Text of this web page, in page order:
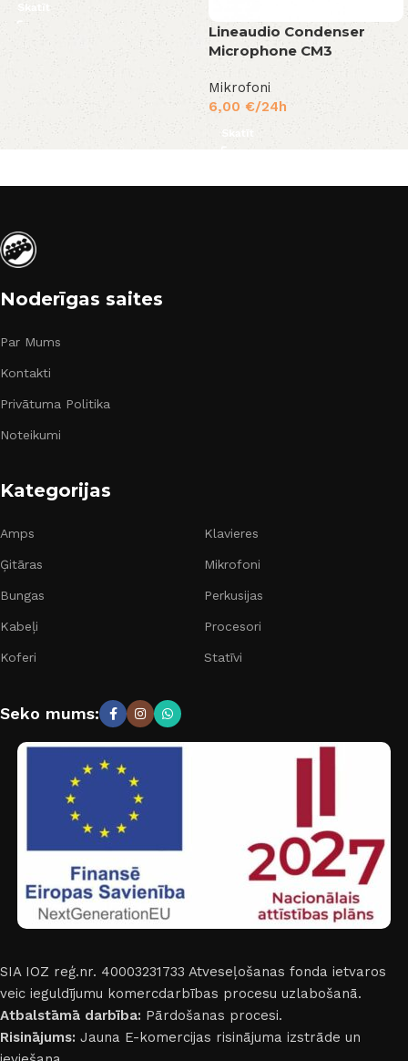
Skatīt
Lineaudio Condenser
Microphone CM3
Mikrofoni
6,00 €/24h
Skatīt
Noderīgas saites
Par Mums
Kontakti
Privātuma Politika
Noteikumi
Kategorijas
Amps
Ģitāras
Bungas
Kabeļi
Koferi
Klavieres
Mikrofoni
Perkusijas
Procesori
Statīvi
Seko mums:
SIA IOZ reģ.nr. 40003231733 Atveseļošanas fonda ietvaros
veic ieguldījumu komercdarbības procesu uzlabošanā.
Atbalstāmā darbība: Pārdošanas procesi.
Risinājums: Jauna E-komercijas risinājuma izstrāde un